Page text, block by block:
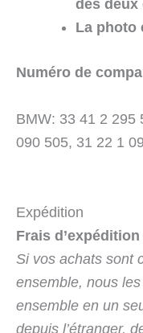
des deux
La photo
Numéro de
BMW: 33 41 2 295
090 505, 31 22 1
Expédition
Frais d’expédition
Si vos achats sont
ensemble, nous
ensemble en un
depuis l’étranger,